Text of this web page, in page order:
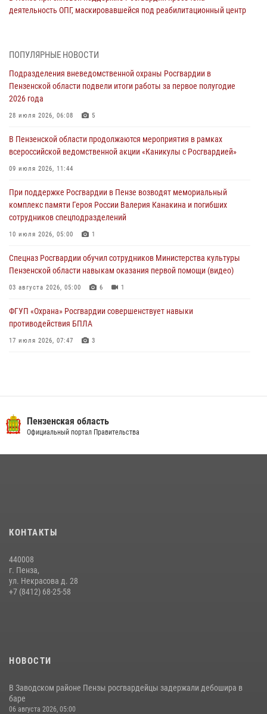
деятельность ОПГ, маскировавшейся под реабилитационный центр
работы за первое полугодие 2026 года
Росгвардия обеспечила безопасность праздничных мероприятий в
1
В Пензе сотрудники Росгвардии задержали мужчину, который
дома
03 августа 2026, 05:59
Росгвардейцы Пензенской области отмечают 35-летие дежурной
03 августа 2026, 05:15
ПОПУЛЯРНЫЕ НОВОСТИ
Подразделения вневедомственной охраны Росгвардии в
Пензенской области подвели итоги работы за первое полугодие
2026 года
28 июля 2026, 06:08 5
В Пензенской области продолжаются мероприятия в рамках
всероссийской ведомственной акции «Каникулы с Росгвардией»
09 июля 2026, 11:44
При поддержке Росгвардии в Пензе возводят мемориальный
комплекс памяти Героя России Валерия Канакина и погибших
сотрудников спецподразделений
10 июля 2026, 05:00 1
Спецназ Росгвардии обучил сотрудников Министерства культуры
Пензенской области навыкам оказания первой помощи (видео)
03 августа 2026, 05:00 6 1
ФГУП «Охрана» Росгвардии совершенствует навыки
противодействия БПЛА
17 июля 2026, 07:47 3
Пензенский спецназ Росгвардии готовит студентов к окружному
этапу «Зарницы 2.0» (видео)
Пучков посетил 55-й Всероссийский Лермонтовский праздник
11 июля 2026, 10:00
В Пензе сотрудники Росгвардии обезвредили артиллерийский
Пензенская область
Официальный портал Правительства
КОНТАКТЫ
440008
г. Пенза,
ул. Некрасова д. 28
+7 (8412) 68-25-58
НОВОСТИ
В Заводском районе Пензы росгвардейцы задержали дебошира в
баре
06 августа 2026, 05:00